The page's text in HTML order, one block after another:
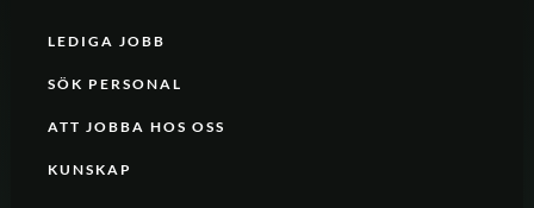
LEDIGA JOBB
SÖK PERSONAL
ATT JOBBA HOS OSS
KUNSKAP